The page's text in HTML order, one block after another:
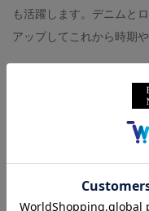
も活躍します。デニムと
アップしてこれから時期
knit :GRANSASSO (着用